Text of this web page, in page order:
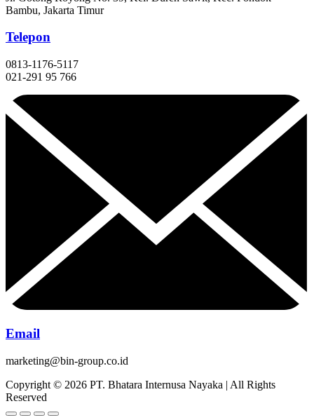
Bambu, Jakarta Timur
Telepon
0813-1176-5117
021-291 95 766
Email
marketing@bin-group.co.id
Copyright © 2026 PT. Bhatara Internusa Nayaka | All Rights
Reserved